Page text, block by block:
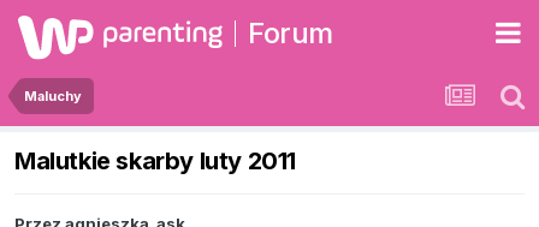
Forum
Maluchy
Malutkie skarby luty 2011